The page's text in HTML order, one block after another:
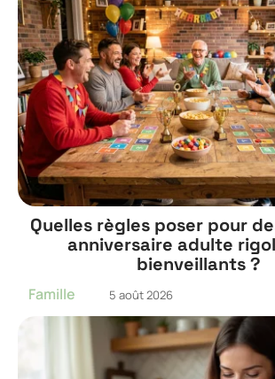
Quelles règles poser pour
anniversaire adulte
bienveillants ?
Famille 5 août 2026